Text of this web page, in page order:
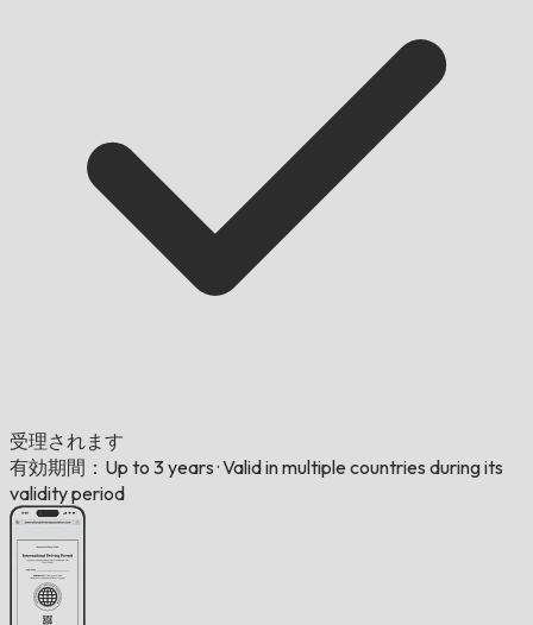
受理されます
有効期間：Up to 3 years ·Valid in multiple countries during its
validity period